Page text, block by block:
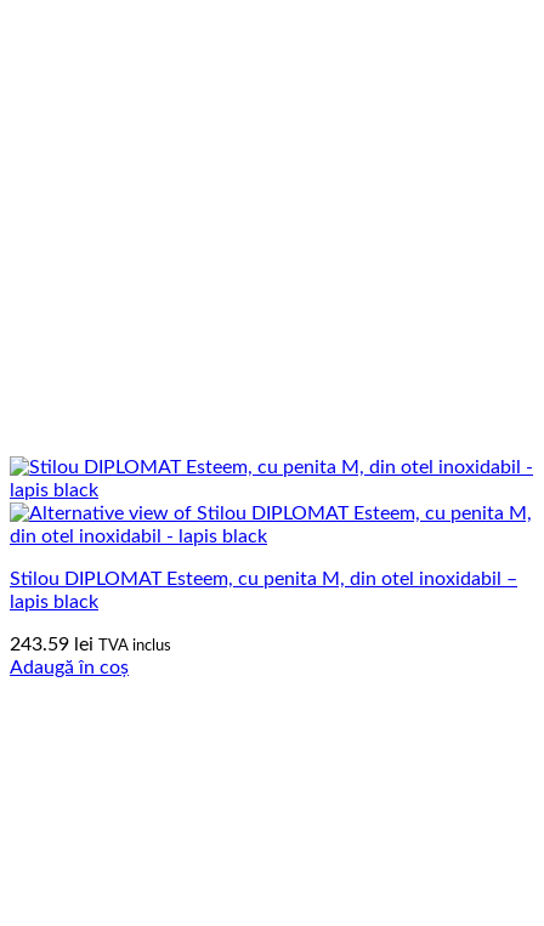
Stilou DIPLOMAT Esteem, cu penita M, din otel inoxidabil –
lapis black
243.59 lei TVA inclus
Adaugă în coș